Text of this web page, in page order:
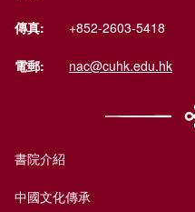
傳真: +852-2603-5418
電郵: nac@cuhk.edu.hk
書院介紹
中國文化傳承